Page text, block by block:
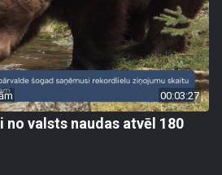
00:03:27
no valsts naudas atvēl 180